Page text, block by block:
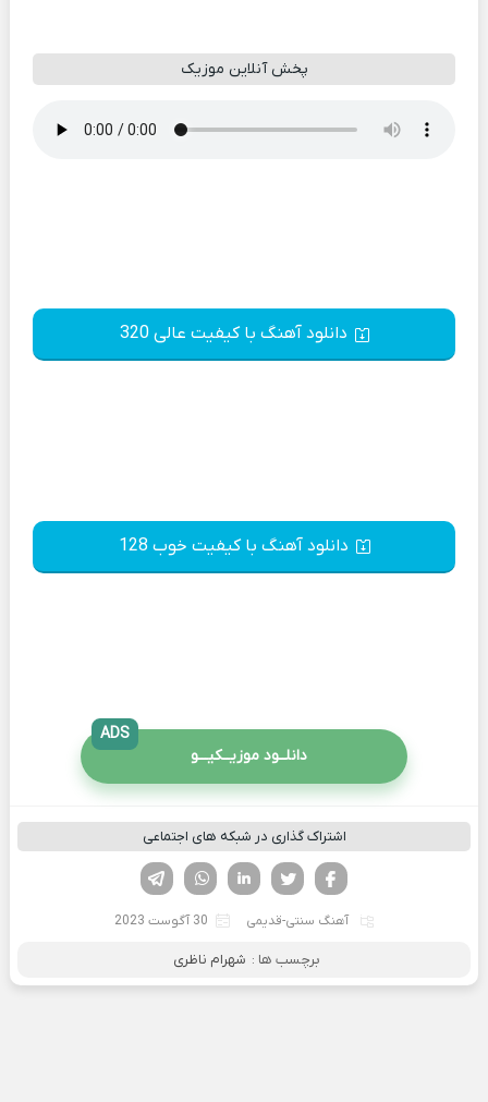
پخش آنلاین موزیک
دانلود آهنگ با کیفیت عالی 320
دانلود آهنگ با کیفیت خوب 128
دانلــود موزیــکیـــو
ADS
اشتراک گذاری در شبکه های اجتماعی
لینکدین تویتر
فیسوک
آهنگ سنتی-قدیمی 30 آگوست 2023
برچسب ها : شهرام ناظری